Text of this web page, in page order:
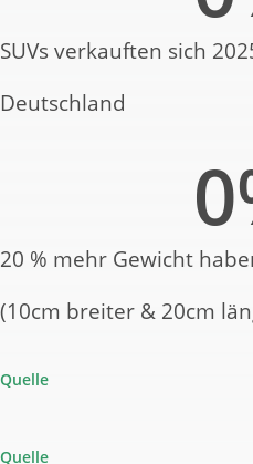
SUVs verkauften sich
Deutschland
20 % mehr Gewicht
(10cm breiter & 20cm
0
Quelle
Quelle